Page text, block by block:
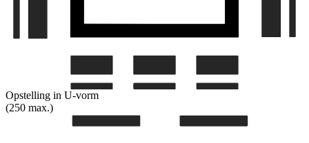
Opstelling in U-vorm
(250 max.)